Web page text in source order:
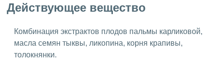
Действующее вещество
Комбинация экстрактов плодов пальмы карликовой,
масла семян тыквы, ликопина, корня крапивы,
толокнянки.